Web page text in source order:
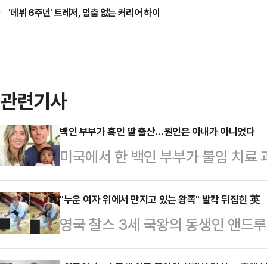
'데뷔 6주년' 트레저, 멈춤 없는 커리어 하이
관련기사
백인 부부가 흑인 딸 출산…원인은 아내가 아니었다
미국에서 한 백인 부부가 불임 치료
해 생물학적 관계가 없는 흑인 아
리다주에 거주하는 티파니 스코어
클리닉 'IVF 라이프'와 이 클리닉을
콜 박사를 피고로 오렌지카운티 순
"누운 여자 위에서 만지고 있는 왕족" 발칵 뒤집힌 英
영국 찰스 3세 국왕의 동생인 앤드
손을 대고 있는 사진이 공개돼 파